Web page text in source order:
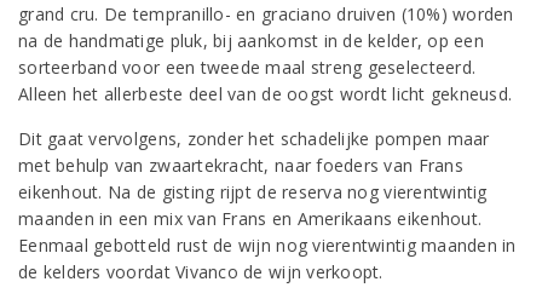
grand cru. De tempranillo- en graciano druiven (10%) worden
na de handmatige pluk, bij aankomst in de kelder, op een
sorteerband voor een tweede maal streng geselecteerd.
Alleen het allerbeste deel van de oogst wordt licht gekneusd.
Dit gaat vervolgens, zonder het schadelijke pompen maar
met behulp van zwaartekracht, naar foeders van Frans
eikenhout. Na de gisting rijpt de reserva nog vierentwintig
maanden in een mix van Frans en Amerikaans eikenhout.
Eenmaal gebotteld rust de wijn nog vierentwintig maanden in
de kelders voordat Vivanco de wijn verkoopt.